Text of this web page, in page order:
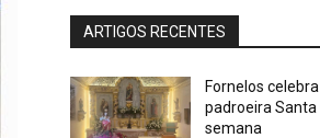
ARTIGOS RECENTES
Fornelos
padroeira
semana